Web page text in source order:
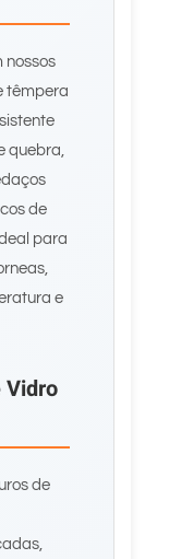
nossos
têmpera
quebra,
de
para
e
Vidro
de